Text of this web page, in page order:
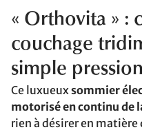
« Orthovita » :
couchage
simple
Ce luxueuxsommier
motorisé en continu de
rien à désirer en